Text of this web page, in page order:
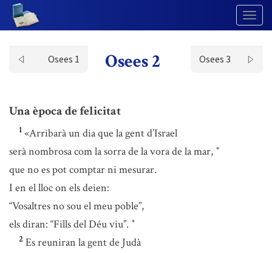
Osees 1 Osees 2 Osees 3
Una època de felicitat
1 «Arribarà un dia que la gent d’Israel
serà nombrosa com la sorra de la vora de la mar, *
que no es pot comptar ni mesurar.
I en el lloc on els deien:
“Vosaltres no sou el meu poble”,
els diran: “Fills del Déu viu”. *
2 Es reuniran la gent de Judà